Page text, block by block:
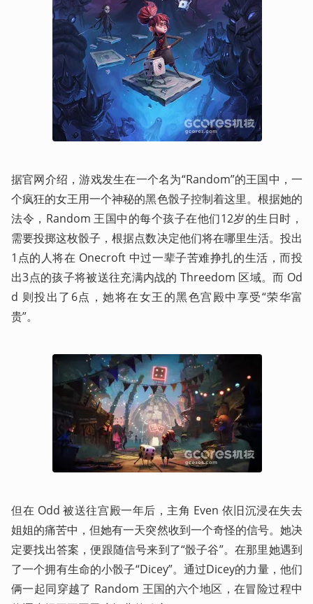
据官网介绍，游戏发生在一个名为“Random”的王国中，一
个疯狂的女王用一个神秘的黑色骰子控制着这里。根据她的
法令，Random 王国中的每个孩子在他们12岁的生日时，
需要投掷这枚骰子，根据点数决定他们将在哪里生活。投出
1点的人将在 Onecroft 中过一辈子苦难挣扎的生活，而投
出3点的孩子将被送往充满内战的 Threedom 区域。而 Od
d 则投出了6点，她将在女王的黑色宫殿中享受“荣华富
贵”。
但在 Odd 被送往宫殿一年后，主角 Even 依旧沉浸在失去
姐姐的痛苦中，但她有一天突然收到一个奇怪的信号。她决
定要找出答案，便跟随信号来到了“骰子谷”。在那里她遇到
了一个拥有生命的小骰子“Dicey”。通过Dicey的力量，他们
俩一起同穿越了 Random 王国的六个地区，在冒险过程中